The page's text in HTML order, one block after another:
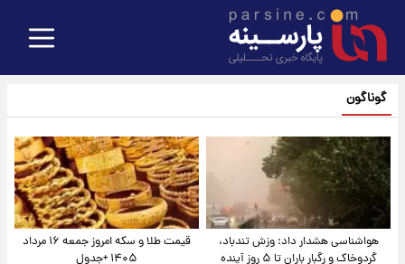
گوناگون
هواشناسی هشدار داد: وزش تندباد،
گردوخاک و رگبار باران تا ۵ روز آینده
قیمت طلا و سکه امروز جمعه ۱۶ مرداد
۱۴۰۵ +جدول